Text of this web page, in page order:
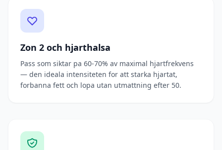
Zon 2 och hjarthalsa
Pass som siktar pa 60-70% av maximal hjartfrekvens
— den ideala intensiteten for att starka hjartat,
forbanna fett och lopa utan utmattning efter 50.